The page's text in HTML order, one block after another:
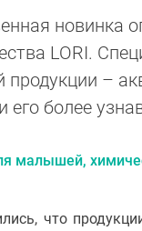
новинка
LORI.
продукции –
его более
что